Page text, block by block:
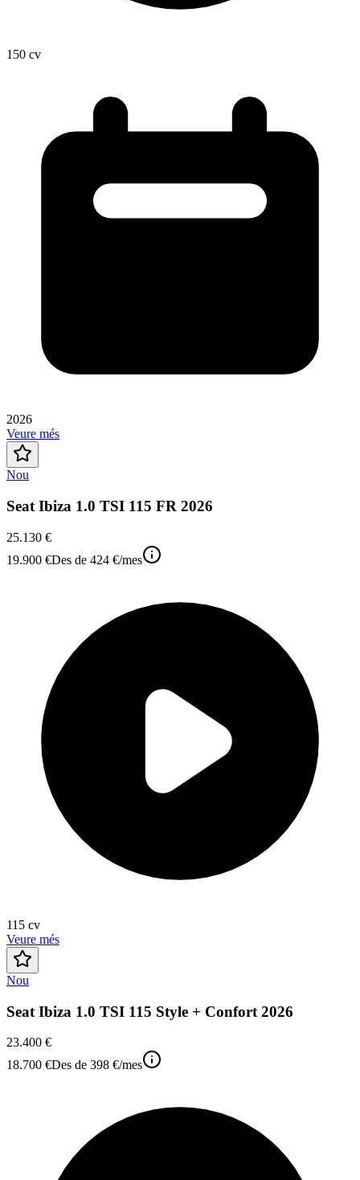
150 cv
2026
Veure més
Nou
Seat Ibiza 1.0 TSI 115 FR 2026
25.130 €
19.900 €Des de 424 €/mes
115 cv
Veure més
Nou
Seat Ibiza 1.0 TSI 115 Style + Confort 2026
23.400 €
18.700 €Des de 398 €/mes